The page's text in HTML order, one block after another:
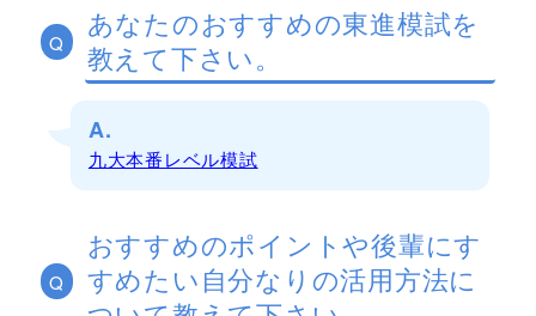
Q
あなたのおすすめの東進模試を
教えて下さい。
A.
九大本番レベル模試
Q
おすすめのポイントや後輩にす
すめたい自分なりの活用方法に